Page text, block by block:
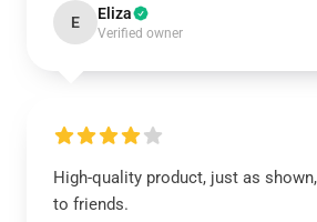
E Eliza
Verified owner
High-quality product, just as
to friends.